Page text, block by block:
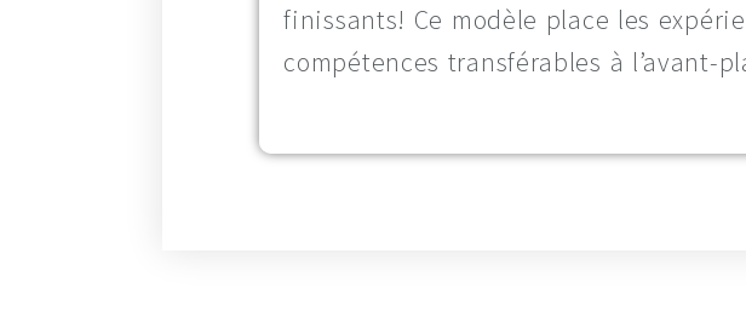
finissants! Ce modèle place les
compétences transférables à l’avant-